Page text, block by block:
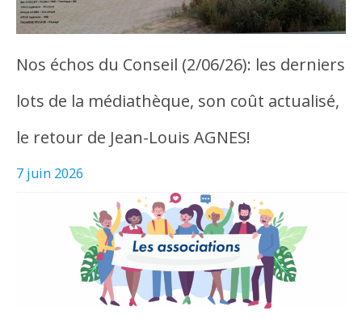
Nos échos du Conseil (2/06/26): les derniers
lots de la médiathèque, son coût actualisé,
le retour de Jean-Louis AGNES!
7 juin 2026